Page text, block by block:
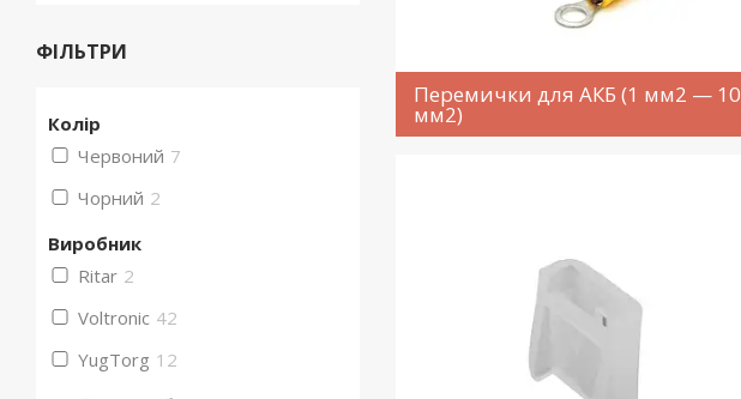
Перемички для АКБ (1 мм2 — 10
мм2)
ФІЛЬТРИ
Колір
Червоний 7
Чорний 2
Виробник
Ritar 2
Voltronic 42
YugTorg 12